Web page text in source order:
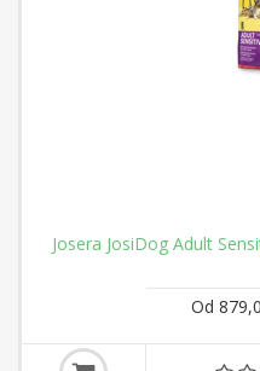
Josera JosiDog Adult
Od